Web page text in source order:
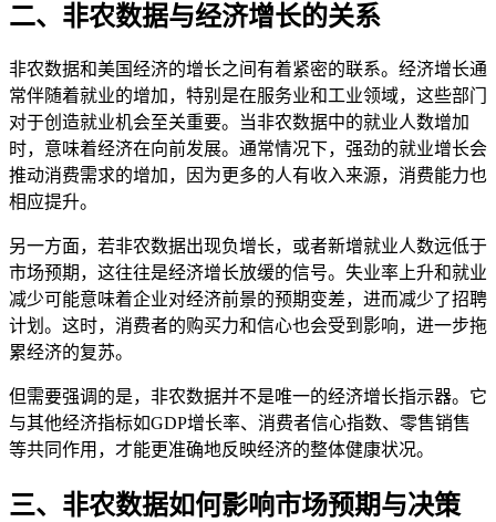
二、非农数据与经济增长的关系
非农数据和美国经济的增长之间有着紧密的联系。经济增长通
常伴随着就业的增加，特别是在服务业和工业领域，这些部门
对于创造就业机会至关重要。当非农数据中的就业人数增加
时，意味着经济在向前发展。通常情况下，强劲的就业增长会
推动消费需求的增加，因为更多的人有收入来源，消费能力也
相应提升。
另一方面，若非农数据出现负增长，或者新增就业人数远低于
市场预期，这往往是经济增长放缓的信号。失业率上升和就业
减少可能意味着企业对经济前景的预期变差，进而减少了招聘
计划。这时，消费者的购买力和信心也会受到影响，进一步拖
累经济的复苏。
但需要强调的是，非农数据并不是唯一的经济增长指示器。它
与其他经济指标如GDP增长率、消费者信心指数、零售销售
等共同作用，才能更准确地反映经济的整体健康状况。
三、非农数据如何影响市场预期与决策